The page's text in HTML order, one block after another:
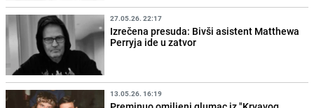
27.05.26. 22:17
Izrečena presuda: Bivši asistent Matthewa
Perryja ide u zatvor
13.05.26. 16:19